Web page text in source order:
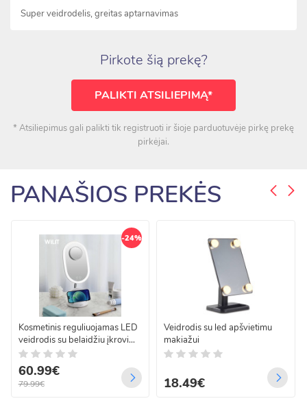
Super veidrodelis, greitas aptarnavimas
Pirkote šią prekę?
PALIKTI ATSILIEPIMĄ*
* Atsiliepimus gali palikti tik registruoti ir šioje parduotuvėje pirkę prekę
pirkėjai.
PANAŠIOS PREKĖS
-24%
Kosmetinis reguliuojamas LED
veidrodis su belaidžiu įkrovimu
WILIT
60.99€
79.99€
Veidrodis su led apšvietimu
makiažui
18.49€